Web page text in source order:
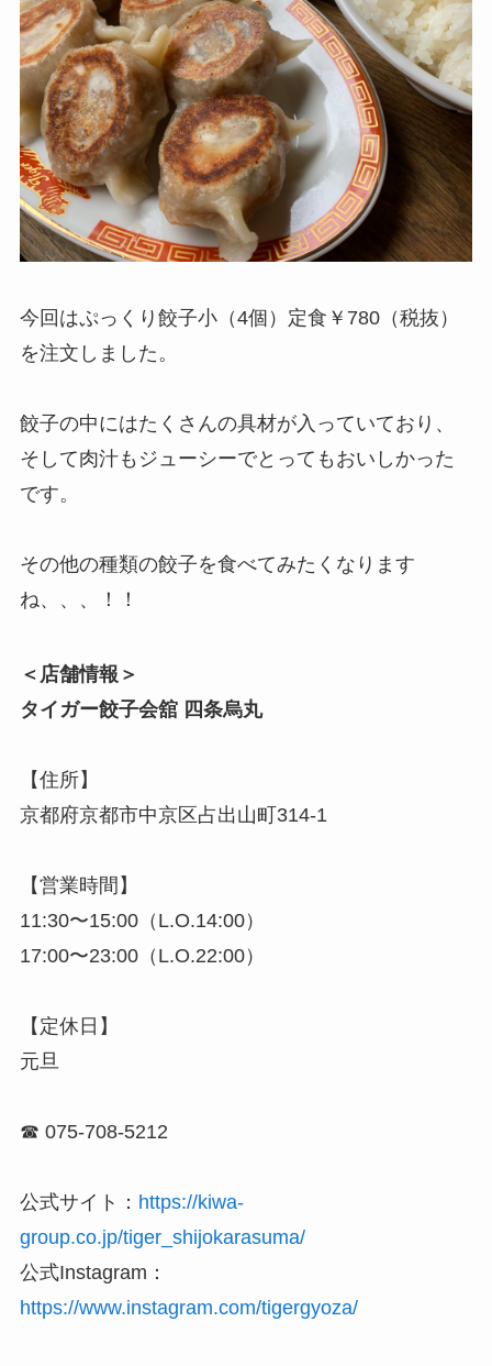
今回はぷっくり餃子小（4個）定食￥780（税抜）
を注文しました。
餃子の中にはたくさんの具材が入っていており、
そして肉汁もジューシーでとってもおいしかった
です。
その他の種類の餃子を食べてみたくなります
ね、、、！！
＜店舗情報＞
タイガー餃子会舘 四条烏丸
【住所】
京都府京都市中京区占出山町314-1
【営業時間】
11:30〜15:00（L.O.14:00）
17:00〜23:00（L.O.22:00）
【定休日】
元旦
☎ 075-708-5212
公式サイト： https://kiwa-
group.co.jp/tiger_shijokarasuma/
公式Instagram：
https://www.instagram.com/tigergyoza/